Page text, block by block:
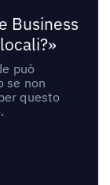
Business
può
se non
questo